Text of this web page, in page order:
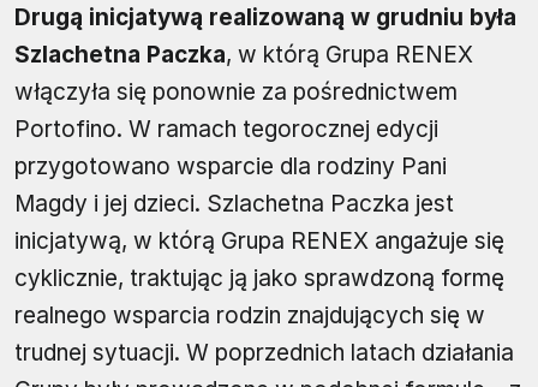
Drugą inicjatywą realizowaną w grudniu była
Szlachetna Paczka, w którą Grupa RENEX
włączyła się ponownie za pośrednictwem
Portofino. W ramach tegorocznej edycji
przygotowano wsparcie dla rodziny Pani
Magdy i jej dzieci. Szlachetna Paczka jest
inicjatywą, w którą Grupa RENEX angażuje się
cyklicznie, traktując ją jako sprawdzoną formę
realnego wsparcia rodzin znajdujących się w
trudnej sytuacji. W poprzednich latach działania